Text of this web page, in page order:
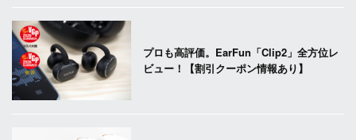
プロも高評価。EarFun「Clip2」全方位レ
ビュー！【割引クーポン情報あり】